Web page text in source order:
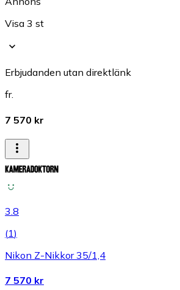
Visa 3 st
Erbjudanden utan direktlänk
fr.
7 570 kr
3.8
(1)
Nikon Z-Nikkor 35/1,4
7 570 kr